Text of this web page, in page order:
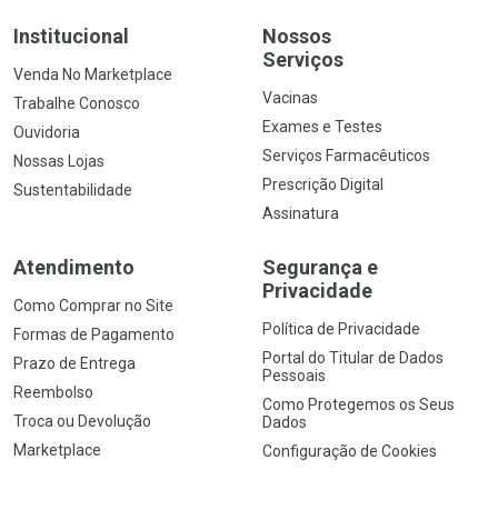
Institucional
Venda No Marketplace
Trabalhe Conosco
Ouvidoria
Nossas Lojas
Sustentabilidade
Nossos
Serviços
Vacinas
Exames e Testes
Serviços Farmacêuticos
Prescrição Digital
Assinatura
Atendimento
Como Comprar no Site
Formas de Pagamento
Prazo de Entrega
Reembolso
Troca ou Devolução
Marketplace
Segurança e
Privacidade
Política de Privacidade
Portal do Titular de Dados
Pessoais
Como Protegemos os Seus
Dados
Configuração de Cookies